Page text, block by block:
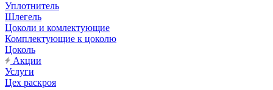
Уплотнитель
Шлегель
Цоколи и комлектующие
Комплектующие к цоколю
Цоколь
Акции
Услуги
Цех раскроя